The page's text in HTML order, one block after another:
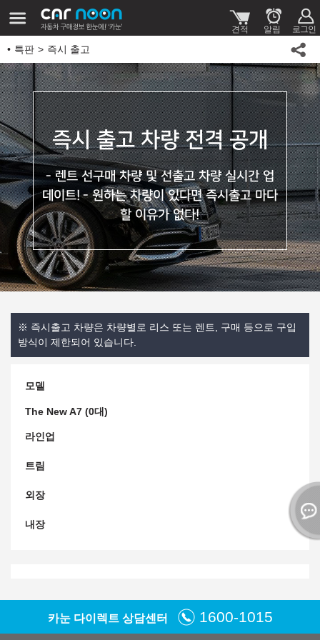
특판 즉시 출고
즉시 출고 차량 전격 공개
- 렌트 선구매 차량 및 선출고 차량 실시간 업
데이트! - 원하는 차량이 있다면 즉시출고 마다
할 이유가 없다!
※ 즉시출고 차량은 차량별로 리스 또는 렌트, 구매 등으로 구입
방식이 제한되어 있습니다.
모델
The New A7 (0대)
라인업
트림
외장
내장
카눈 다이렉트 상담센터 1600-1015